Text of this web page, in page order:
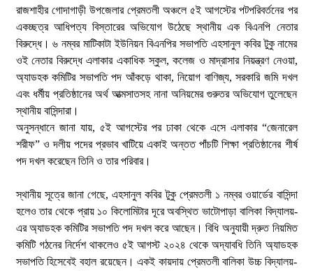
১ আগস্ট, ২০২৬, ৯:৫০ অপরাহ্ন
দুর্গাপুরে ভ্রাম্যমাণ আদালতের মাধ্যমে হয়রানির
অভিযোগ
১ আগস্ট, ২০২৬, ৯:৩৪ অপরাহ্ন
আশঙ্কাজনক
৩১ জুলাই, ২০২৬, ৯:৫৪ পূর্বাহ্ন
ইউএনওকে স্মারকলিপি
৩০ জুলাই, ২০২৬, ১২:৫৭ অপরাহ্ন
নগর যুবদলের নতুন যুগ্ম আহ্বায়ক ইঞ্জি. আরিফুজ্জামান
সোহেলকে RPSF-এর সংবর্ধনা
রাজশাহীর গোদাগাড়ী উপজেলার প্রেমতলী অঞ্চলে ৫ই আগস্টের পটপরিবর্তনের পর
একচ্ছত্র আধিপত্য বিস্তারের অভিযোগ উঠেছে স্থানীয় এক বিএনপি নেতার
বিরুদ্ধে। ৬ নম্বর মাটিকাটা ইউনিয়ন বিএনপির সভাপতি এহসানুল কবির টুকু নামের
ওই নেতার বিরুদ্ধে এলাকার একাধিক স্কুল, কলেজ ও মাদ্রাসার নিয়ন্ত্রণ নেওয়া,
অ্যাডহক কমিটির সভাপতি পদ আঁকড়ে থাকা, নিয়োগ বাণিজ্য, সরকারি জমি দখল
এবং ধর্মীয় প্রতিষ্ঠানের অর্থ আত্মসাতসহ নানা অনিয়মের গুরুতর অভিযোগ তুলেছেন
স্থানীয় বাসিন্দারা।
​অনুসন্ধানে জানা যায়, ৫ই আগস্টের পর ঢাকা থেকে এসে এলাকার “জেনারেল
শরীফ” ও দলীয় পদের প্রভাব খাটিয়ে একাই অন্তত পাঁচটি শিক্ষা প্রতিষ্ঠানের শীর্ষ
পদ দখল করেছেন তিনি ও তার পরিবার।
​স্থানীয় সূত্রে জানা গেছে, এহসানুল কবির টুকু প্রেমতলী ১ নম্বর ওয়ার্ডের বাসিন্দা
হলেও তার থেকে প্রায় ১০ কিলোমিটার দূরে অবস্থিত ভাটোপাড়া বালিকা বিদ্যালয়-
এর অ্যাডহক কমিটির সভাপতি পদ দখল করে আছেন। বিধি অনুযায়ী দ্রুত নিয়মিত
কমিটি গঠনের নির্দেশ থাকলেও ৫ই আগস্ট ২০২৪ থেকে অদ্যাবধি তিনি অ্যাডহক
সভাপতি হিসেবেই বহাল রয়েছেন। একই কায়দায় প্রেমতলী বালিকা উচ্চ বিদ্যালয়-